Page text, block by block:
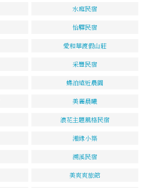
水庭民宿
怡驛民宿
愛和華渡假山莊
采豐民宿
蝶泊遠近農園
美麗晨曦
浪花主題風格民宿
湘緣小築
溯溪民宿
美爽爽旅館